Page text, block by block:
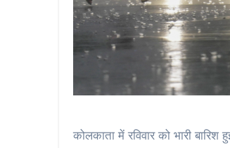
कोलकाता में रविवार को भारी